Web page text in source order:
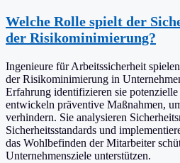
Welche Rolle spielt der
der Risikominimierung?
Ingenieure für Arbeitssicherheit
der Risikominimierung in
Erfahrung identifizieren sie
entwickeln präventive Maßnahmen,
verhindern. Sie analysieren
Sicherheitsstandards und
das Wohlbefinden der Mitarbeiter
Unternehmensziele unterstützen.